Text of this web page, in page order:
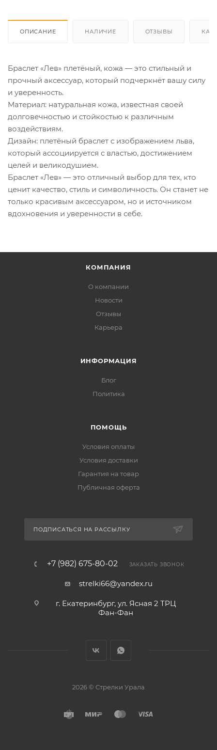
ОПИСАНИЕ НАЛИЧИЕ ОТЗЫВЫ КАК
Браслет «Лев» плетёный, кожа — это стильный и
прочный аксессуар, который подчеркнёт вашу силу
и уверенность.
Материал: натуральная кожа, известная своей
долговечностью и стойкостью к различным
воздействиям.
Дизайн: плетёный браслет с изображением льва,
который ассоциируется с властью, достижением
целей и великодушием.
Браслет «Лев» — это отличный выбор для тех, кто
ценит качество, стиль и символичность. Он станет не
только красивым аксессуаром, но и источником
вдохновения и уверенности в себе.
КОМПАНИЯ
О компании
Новости
Отзывы
Карьера
ИНФОРМАЦИЯ
Блог
Политика
ПОМОЩЬ
Условия оплаты
Условия доставки
Гарантия на товар
Публичная оферта
ПОДПИСАТЬСЯ НА РАССЫЛКУ
+7 (982) 675-80-02 ЗАКАЗАТЬ ЗВОНОК
strelki66@yandex.ru
г. Екатеринбург, ул. Ясная 2 ТРЦ
Фан-Фан
2026 © Стрелки Урала